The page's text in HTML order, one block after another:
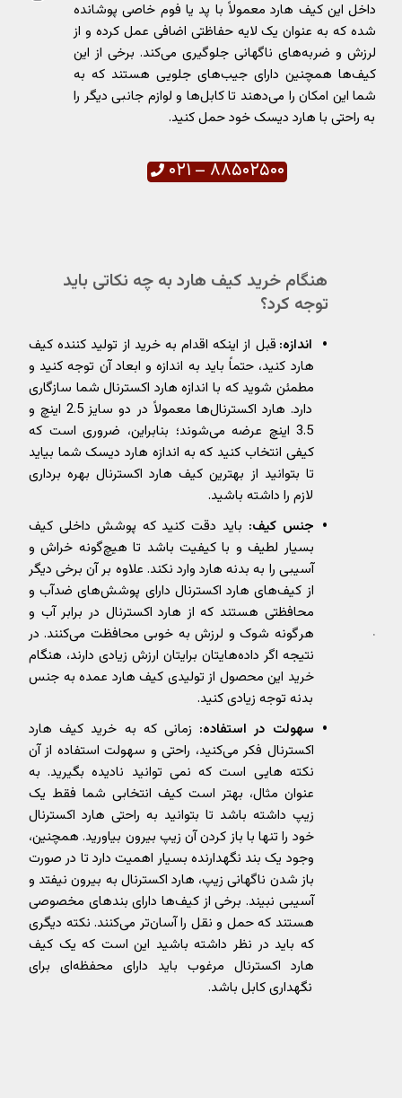
داخل این کیف‌ هارد معمولاً با پد یا فوم خاصی پوشانده
شده که به عنوان یک لایه حفاظتی اضافی عمل کرده و از
لرزش و ضربه‌های ناگهانی جلوگیری می‌کند. برخی از این
کیف‌ها همچنین دارای جیب‌های جلویی هستند که به
شما این امکان را می‌دهند تا کابل‌ها و لوازم جانبی دیگر را
به راحتی با هارد دیسک خود حمل کنید.
۸۸۵۰۲۵۰۰ – ۰۲۱
هنگام خرید کیف هارد به چه نکاتی باید
توجه کرد؟
اندازه:قبل از اینکه اقدام به خرید از تولید کننده کیف
هارد کنید، حتماً باید به اندازه و ابعاد آن توجه کنید و
مطمئن شوید که با اندازه هارد اکسترنال شما سازگاری
دارد. هارد اکسترنال‌ها معمولاً در دو سایز 2.5 اینچ و
3.5 اینچ عرضه می‌شوند؛ بنابراین، ضروری است که
کیفی انتخاب کنید که به اندازه هارد دیسک شما بیاید
تا بتوانید از بهترین کیف هارد اکسترنال بهره‌ برداری
لازم را داشته باشید.
جنس کیف:باید دقت کنید که پوشش داخلی کیف
بسیار لطیف و با کیفیت باشد تا هیچ‌گونه خراش و
آسیبی را به بدنه هارد وارد نکند. علاوه بر آن برخی دیگر
از کیف‌های هارد اکسترنال دارای پوشش‌های ضد‌آب و
محافظتی هستند که از هارد اکسترنال در برابر آب و
هر‌گونه شوک و لرزش به خوبی محافظت می‌کنند. در
نتیجه اگر داده‌هایتان برایتان ارزش زیادی دارند، هنگام
خرید این محصول از تولیدی کیف هارد عمده به جنس
بدنه توجه زیادی کنید.
سهولت در استفاده:زمانی که به خرید کیف هارد
اکسترنال فکر می‌کنید، راحتی و سهولت استفاده از آن
نکته‌ هایی است که نمی ‌توانید نادیده بگیرید. به
عنوان مثال، بهتر است کیف انتخابی شما فقط یک
زیپ داشته باشد تا بتوانید به راحتی هارد اکسترنال
خود را تنها با باز کردن آن زیپ بیرون بیاورید. همچنین،
وجود یک بند نگهدارنده بسیار اهمیت دارد تا در صورت
باز شدن ناگهانی زیپ، هارد اکسترنال به بیرون نیفتد و
آسیبی نبیند. برخی از کیف‌ها دارای بندهای مخصوصی
هستند که حمل و نقل را آسان‌تر می‌کنند. نکته دیگری
که باید در نظر داشته باشید این است که یک کیف
هارد اکسترنال مرغوب باید دارای محفظه‌ای برای
نگهداری کابل باشد.